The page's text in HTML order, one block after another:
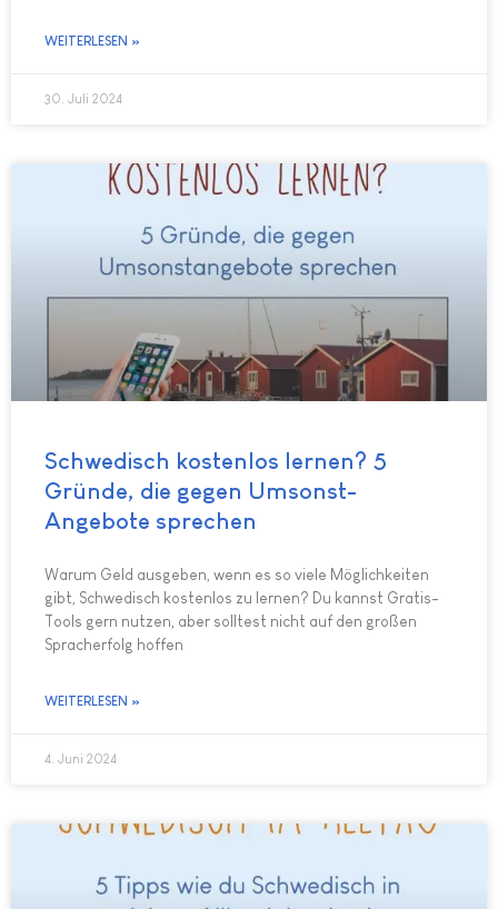
WEITERLESEN »
30. Juli 2024
Schwedisch kostenlos lernen? 5
Gründe, die gegen Umsonst-
Angebote sprechen
Warum Geld ausgeben, wenn es so viele Möglichkeiten
gibt, Schwedisch kostenlos zu lernen? Du kannst Gratis-
Tools gern nutzen, aber solltest nicht auf den großen
Spracherfolg hoffen
WEITERLESEN »
4. Juni 2024